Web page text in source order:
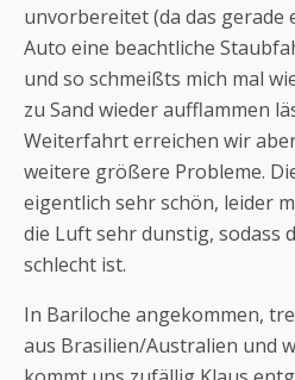
unvorbereitet (da das gerade
Auto eine beachtliche
und so schmeißts mich mal
zu Sand wieder aufflammen
Weiterfahrt erreichen wir
weitere größere Probleme.
eigentlich sehr schön, leider
die Luft sehr dunstig, sodass
schlecht ist.
In Bariloche angekommen,
aus Brasilien/Australien und